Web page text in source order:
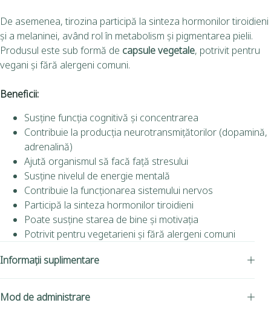
De asemenea, tirozina participă la sinteza hormonilor tiroidieni
și a melaninei, având rol în metabolism și pigmentarea pielii.
Produsul este sub formă de capsule vegetale, potrivit pentru
vegani și fără alergeni comuni.
Beneficii:
Susține funcția cognitivă și concentrarea
Contribuie la producția neurotransmițătorilor (dopamină,
adrenalină)
Ajută organismul să facă față stresului
Susține nivelul de energie mentală
Contribuie la funcționarea sistemului nervos
Participă la sinteza hormonilor tiroidieni
Poate susține starea de bine și motivația
Potrivit pentru vegetarieni și fără alergeni comuni
Informații suplimentare
Mod de administrare